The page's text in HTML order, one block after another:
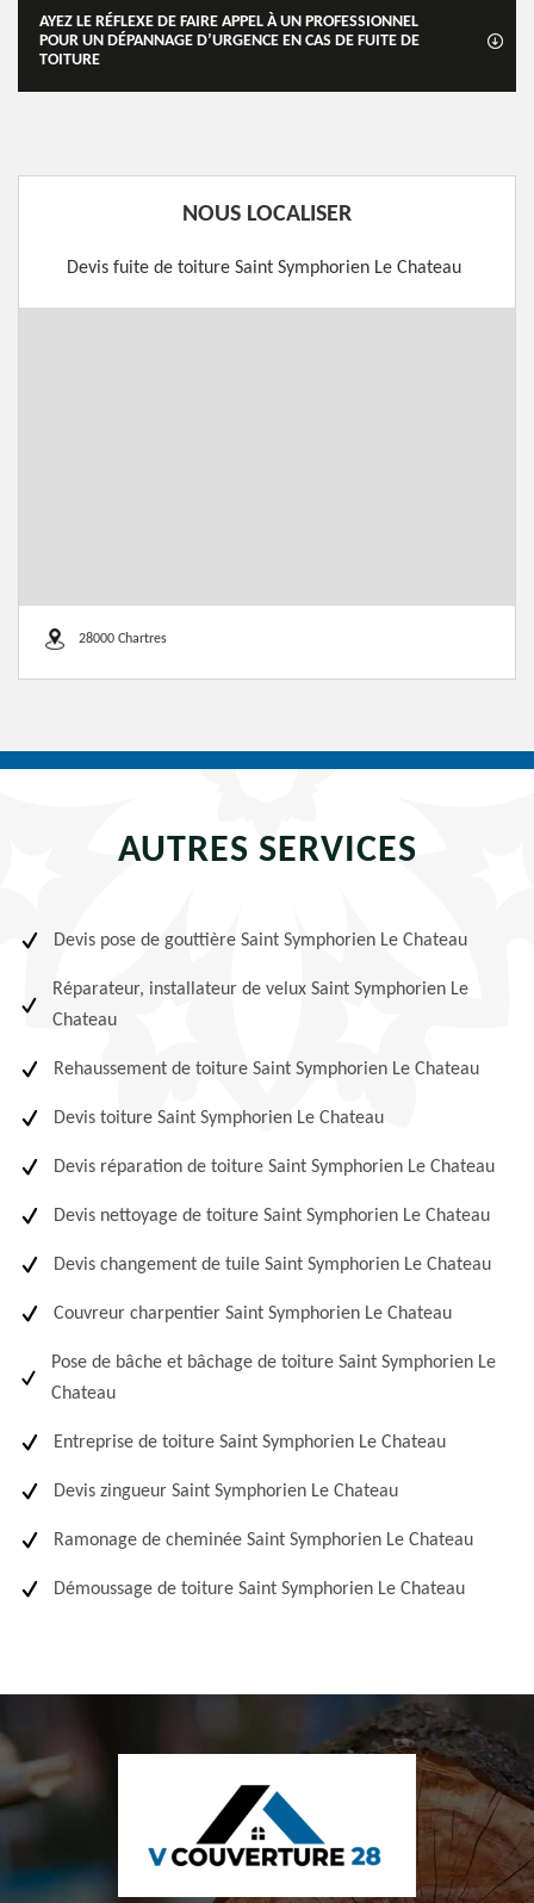
AYEZ LE RÉFLEXE DE FAIRE APPEL À UN PROFESSIONNEL
POUR UN DÉPANNAGE D’URGENCE EN CAS DE FUITE DE
TOITURE
NOUS LOCALISER
Devis fuite de toiture Saint Symphorien Le Chateau
28000 Chartres
AUTRES SERVICES
Devis pose de gouttière Saint Symphorien Le Chateau
Réparateur, installateur de velux Saint Symphorien Le
Chateau
Rehaussement de toiture Saint Symphorien Le Chateau
Devis toiture Saint Symphorien Le Chateau
Devis réparation de toiture Saint Symphorien Le Chateau
Devis nettoyage de toiture Saint Symphorien Le Chateau
Devis changement de tuile Saint Symphorien Le Chateau
Couvreur charpentier Saint Symphorien Le Chateau
Pose de bâche et bâchage de toiture Saint Symphorien Le
Chateau
Entreprise de toiture Saint Symphorien Le Chateau
Devis zingueur Saint Symphorien Le Chateau
Ramonage de cheminée Saint Symphorien Le Chateau
Démoussage de toiture Saint Symphorien Le Chateau